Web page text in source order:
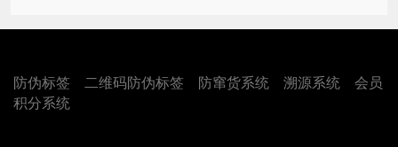
防伪标签 二维码防伪标签 防窜货系统 溯源系统
会员
积分系统